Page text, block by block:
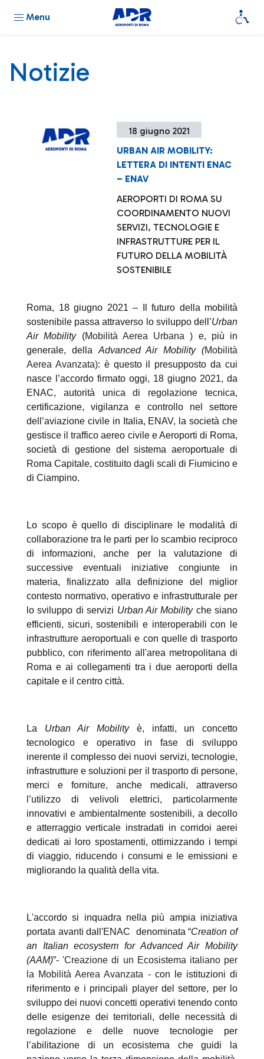
Menu
Notizie
18 giugno 2021
URBAN AIR MOBILITY:
LETTERA DI INTENTI ENAC
– ENAV
AEROPORTI DI ROMA SU
COORDINAMENTO NUOVI
SERVIZI, TECNOLOGIE E
INFRASTRUTTURE PER IL
FUTURO DELLA MOBILITÀ
SOSTENIBILE
Roma, 18 giugno 2021 – Il futuro della mobilità
sostenibile passa attraverso lo sviluppo dell’Urban
Air Mobility(Mobilità Aerea Urbana ) e, più in
generale, della Advanced Air Mobility (Mobilità
Aerea Avanzata): è questo il presupposto da cui
nasce l’accordo firmato oggi, 18 giugno 2021, da
ENAC, autorità unica di regolazione tecnica,
certificazione, vigilanza e controllo nel settore
dell’aviazione civile in Italia, ENAV, la società che
gestisce il traffico aereo civile e Aeroporti di Roma,
società di gestione del sistema aeroportuale di
Roma Capitale, costituito dagli scali di Fiumicino e
di Ciampino.
Lo scopo è quello di disciplinare le modalità di
collaborazione tra le parti per lo scambio reciproco
di informazioni, anche per la valutazione di
successive eventuali iniziative congiunte in
materia, finalizzato alla definizione del miglior
contesto normativo, operativo e infrastrutturale per
lo sviluppo di servizi Urban Air Mobilityche siano
efficienti, sicuri, sostenibili e interoperabili con le
infrastrutture aeroportuali e con quelle di trasporto
pubblico, con riferimento all'area metropolitana di
Roma e ai collegamenti tra i due aeroporti della
capitale e il centro città.
La Urban Air Mobilityè, infatti, un concetto
tecnologico e operativo in fase di sviluppo
inerente il complesso dei nuovi servizi, tecnologie,
infrastrutture e soluzioni per il trasporto di persone,
merci e forniture, anche medicali, attraverso
l’utilizzo di velivoli elettrici, particolarmente
innovativi e ambientalmente sostenibili, a decollo
e atterraggio verticale instradati in corridoi aerei
dedicati ai loro spostamenti, ottimizzando i tempi
di viaggio, riducendo i consumi e le emissioni e
migliorando la qualità della vita.
L'accordo si inquadra nella più ampia iniziativa
portata avanti dall'ENAC denominata “Creation of
an Italian ecosystem for Advanced Air Mobility
(AAM)”-'Creazione di un Ecosistema italiano per
la Mobilità Aerea Avanzata -con le istituzioni di
riferimento e i principali player del settore, per lo
sviluppo dei nuovi concetti operativi tenendo conto
delle esigenze dei territoriali, delle necessità di
regolazione e delle nuove tecnologie per
l’abilitazione di un ecosistema che guidi la